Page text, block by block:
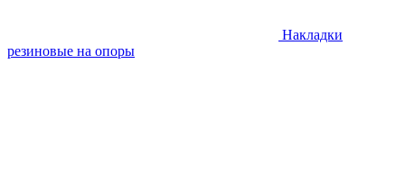
Накладки
резиновые на опоры